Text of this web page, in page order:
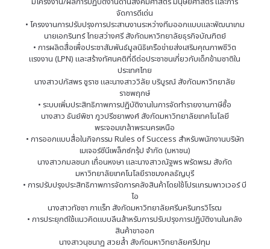
จัดการดีเด่น
• โครงงานการปรับปรุงการประสานงานระหว่างทีมออกแบบและพัฒนาเกม
นายเอกรินทร์ ไทยสว่างศรี สังกัดมหาวิทยาลัยธุรกิจบัณฑิตย์
• การผลิตสื่อเพื่อประชาสัมพันธ์มูลนิธิเครือข่ายส่งเสริมคุณภาพชีวิต
แรงงาน (LPN) และสร้างทัศนคติที่ดีต่อประชาชนเกี่ยวกับเด็กข้ามชาติใน
ประเทศไทย
นางสาวปภัสพร ชูราช และนางสาววิลัย บริบูรณ์ สังกัดมหาวิทยาลัย
ราชพฤกษ์
• ระบบเพิ่มประสิทธิภาพการปฏิบัติงานในการจัดทำรายงานภาษีซื้อ
นางสาว ธันย์พิชา ภูวปรีชยาพงศ์ สังกัดมหาวิทยาลัยเทคโนโลยี
พระจอมเกล้าพระนครเหนือ
• การออกแบบสื่อในกิจกรรม Rules of Success สำหรับพนักงานบริษัท
เมเจอร์ซีนีเพล็กซ์กรุ้ป จำกัด (มหาชน)
นางสาวกมลชนก เถื่อนหงษา และนางสาวณัฐพร พรัดพรม สังกัด
มหาวิทยาลัยเทคโนโลยีราชมงคลธัญบุรี
• การปรับปรุงประสิทธิภาพการจัดการคลังสินค้าโดยใช้โปรแกรมพาวเวอร์ บี
ไอ
นางสาวทัชชา กาแร็ท สังกัดมหาวิทยาลัยศรีนครินทรวิโรฒ
• การประยุกต์ใช้แนวคิดแบบลีนส้าหรับการปรับปรุงการปฏิบัติงานในคลัง
สินค้าขาออก
นางสาวนุชนาฏ สวยล้ำ สังกัดมหาวิทยาลัยศรีปทุม